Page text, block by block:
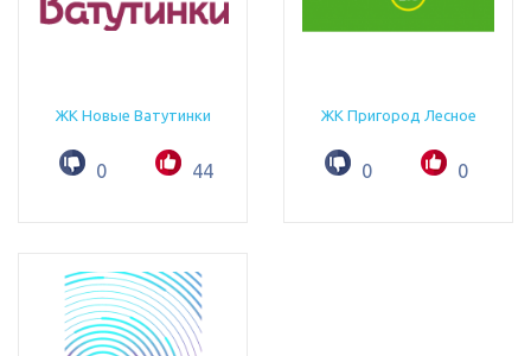
ЖК Новые Ватутинки
0 44
ЖК Пригород Лесное
0 0